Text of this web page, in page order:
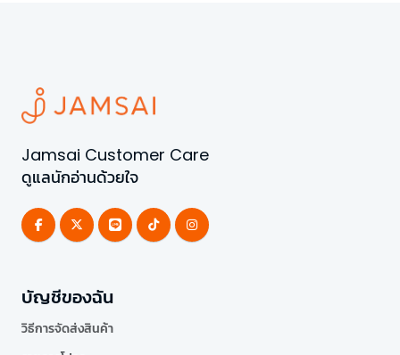
Jamsai Customer Care
ดูแลนักอ่านด้วยใจ
บัญชีของฉัน
วิธีการจัดส่งสินค้า